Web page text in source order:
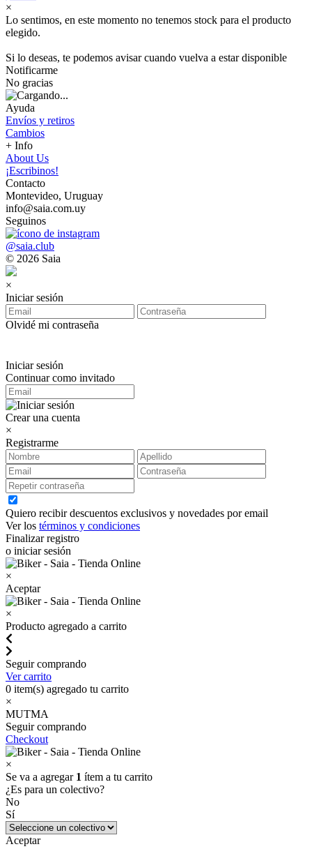
×
Lo sentimos, en este momento no tenemos stock para el producto
elegido.
Si lo deseas, te podemos avisar cuando vuelva a estar disponible
Notificarme
No gracias
Ayuda
Envíos y retiros
Cambios
+ Info
About Us
¡Escribinos!
Contacto
Montevideo, Uruguay
info@saia.com.uy
Seguinos
@saia.club
© 2026 Saia
×
Iniciar sesión
Olvidé mi contraseña
Iniciar sesión
Continuar como invitado
Crear una cuenta
×
Registrarme
Quiero recibir descuentos exclusivos y novedades por email
Ver los términos y condiciones
Finalizar registro
o iniciar sesión
×
Aceptar
×
Producto agregado a carrito
Seguir comprando
Ver carrito
0 item(s) agregado tu carrito
×
MUTMA
Seguir comprando
Checkout
×
Se va a agregar 1 ítem a tu carrito
¿Es para un colectivo?
No
Sí
Aceptar